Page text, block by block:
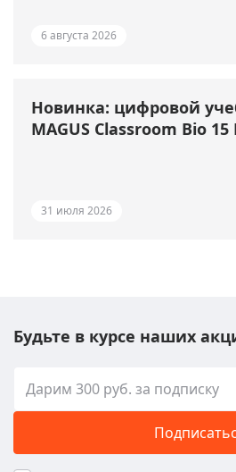
6 августа 2026
Новинка: цифровой
MAGUS Classroom Bio 15
31 июля 2026
Будьте в курсе наших